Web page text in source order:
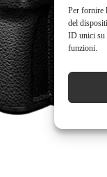
Per fornire
del
ID unici su
funzioni.